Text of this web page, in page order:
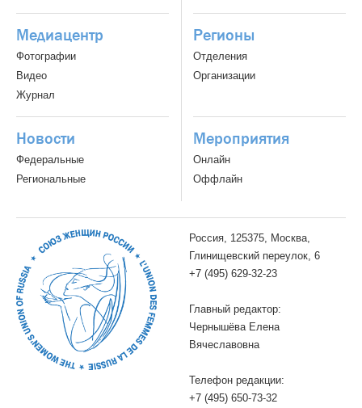
Медиацентр
Фотографии
Видео
Журнал
Регионы
Отделения
Организации
Новости
Федеральные
Региональные
Мероприятия
Онлайн
Оффлайн
Россия, 125375, Москва,
Глинищевский переулок, 6
+7 (495) 629-32-23
Главный редактор:
Чернышёва Елена
Вячеславовна
Телефон редакции:
+7 (495) 650-73-32